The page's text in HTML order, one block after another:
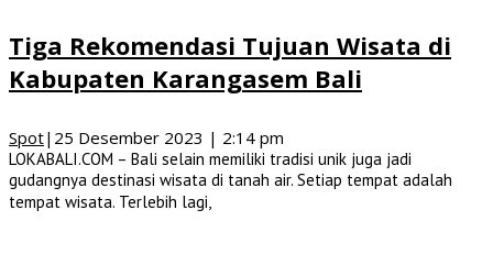
Tiga Rekomendasi Tujuan Wisata di
Kabupaten Karangasem Bali
Spot| 25 Desember 2023 | 2:14 pm
LOKABALI.COM – Bali selain memiliki tradisi unik juga jadi
gudangnya destinasi wisata di tanah air. Setiap tempat adalah
tempat wisata. Terlebih lagi,